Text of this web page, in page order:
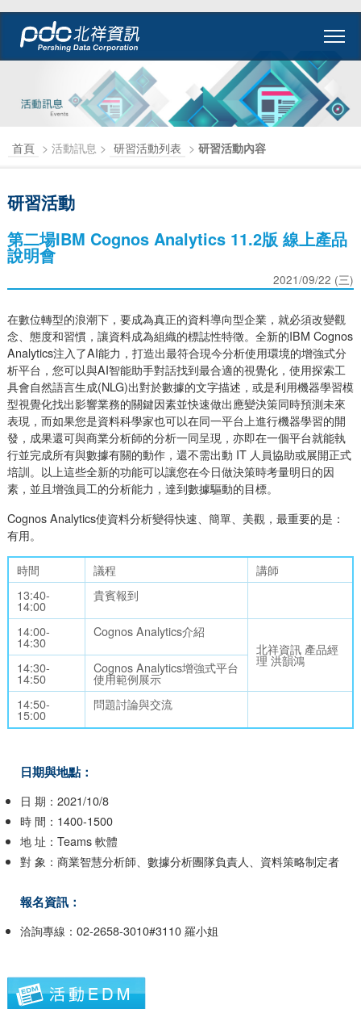
首頁 > 活動訊息 > 研習活動列表 >研習活動內容
研習活動
第二場IBM Cognos Analytics 11.2版 線上產品
說明會
2021/09/22 (三)
在數位轉型的浪潮下，要成為真正的資料導向型企業，就必須改變觀
念、態度和習慣，讓資料成為組織的標誌性特徵。全新的IBM Cognos
Analytics注入了AI能力，打造出最符合現今分析使用環境的增強式分
析平台，您可以與AI智能助手對話找到最合適的視覺化，使用探索工
具會自然語言生成(NLG)出對於數據的文字描述，或是利用機器學習模
型視覺化找出影響業務的關鍵因素並快速做出應變決策同時預測未來
表現，而如果您是資料科學家也可以在同一平台上進行機器學習的開
發，成果還可與商業分析師的分析一同呈現，亦即在一個平台就能執
行並完成所有與數據有關的動作，還不需出動 IT 人員協助或展開正式
培訓。以上這些全新的功能可以讓您在今日做決策時考量明日的因
素，並且增強員工的分析能力，達到數據驅動的目標。
Cognos Analytics使資料分析變得快速、簡單、美觀，最重要的是：
有用。
時間 議程
講師
13:40-
14:00
貴賓報到
14:00-
14:30
Cognos Analytics介紹
北祥資訊 產品經
理 洪韻鴻
14:30-
14:50
Cognos Analytics增強式平台
使用範例展示
14:50-
15:00
問題討論與交流
日期與地點：
日 期：2021/10/8
時 間：1400-1500
地 址：Teams 軟體
對 象：商業智慧分析師、數據分析團隊負責人、資料策略制定者
報名資訊：
洽詢專線：02-2658-3010#3110 羅小姐